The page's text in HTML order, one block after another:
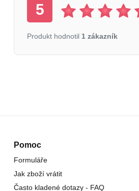
5
Produkt hodnotil 1 zákazník
Pomoc
Formuláře
Jak zboží vrátit
Často kladené dotazy - FAQ